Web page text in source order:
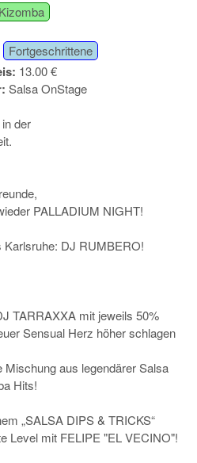
Kizomba
Fortgeschrittene
13.00 €
Salsa OnStage
der
PALLADIUM NIGHT!
DJ RUMBERO!
TARRAXXA mit jeweils 50%
Sensual Herz höher schlagen
Mischung aus legendärer Salsa
Hits!
„SALSA DIPS & TRICKS“
Level mit FELIPE "EL VECINO"!